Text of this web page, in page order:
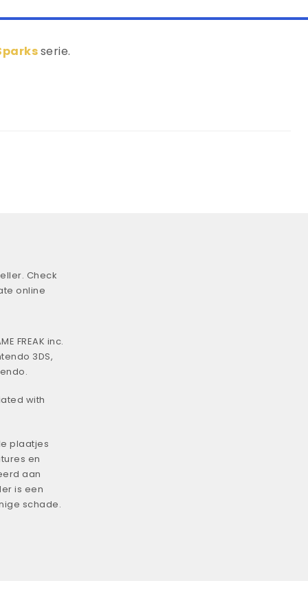
serie.
Check
online
FREAK inc.
3DS,
with
plaatjes
en
aan
is een
schade.